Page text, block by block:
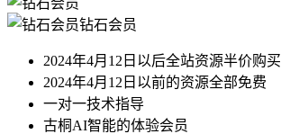
钻石会员
2024年4月12日以后全站资源半价购买
2024年4月12日以前的资源全部免费
一对一技术指导
古桐AI智能的体验会员